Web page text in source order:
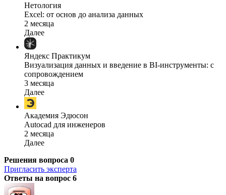
Нетология
Excel: от основ до анализа данных
2 месяца
Далее
Яндекс Практикум
Визуализация данных и введение в BI-инструменты: с
сопровождением
3 месяца
Далее
Академия Эдюсон
Autocad для инженеров
2 месяца
Далее
Решения вопроса 0
Пригласить эксперта
Ответы на вопрос 6